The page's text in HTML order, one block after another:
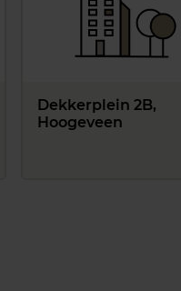
Dekkerplein 2B,
Hoogeveen